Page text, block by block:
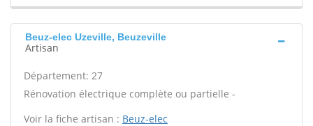
Beuz-elec Uzeville, Beuzeville
Artisan
Département: 27
Rénovation électrique complète ou partielle -
Voir la fiche artisan : Beuz-elec